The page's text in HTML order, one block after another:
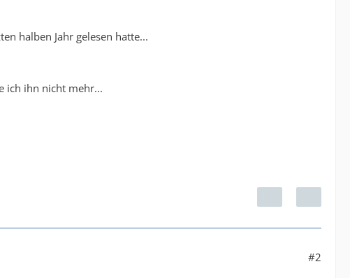
halben Jahr gelesen hatte...
ich ihn nicht mehr...
#2